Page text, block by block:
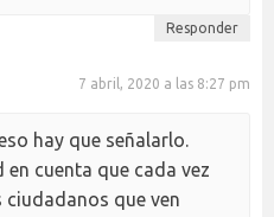
Responder
7 abril, 2020 a las 8:27 pm
hay que señalarlo.
en cuenta que cada vez
ciudadanos que ven